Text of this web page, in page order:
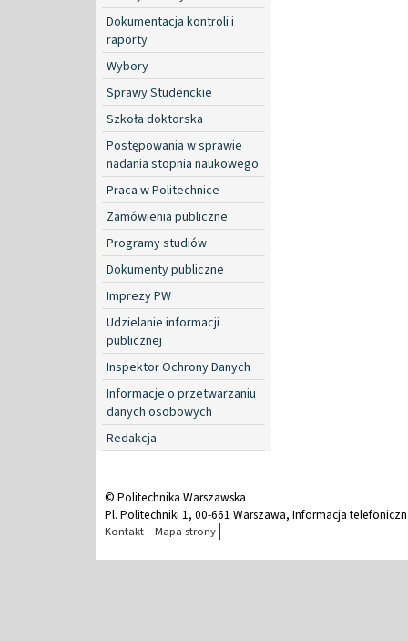
Dokumentacja kontroli i
raporty
Wybory
Sprawy Studenckie
Szkoła doktorska
Postępowania w sprawie
nadania stopnia naukowego
Praca w Politechnice
Zamówienia publiczne
Programy studiów
Dokumenty publiczne
Imprezy PW
Udzielanie informacji
publicznej
Inspektor Ochrony Danych
Informacje o przetwarzaniu
danych osobowych
Redakcja
© Politechnika Warszawska
Pl. Politechniki 1, 00-661 Warszawa, Informacja
Kontakt Mapa strony